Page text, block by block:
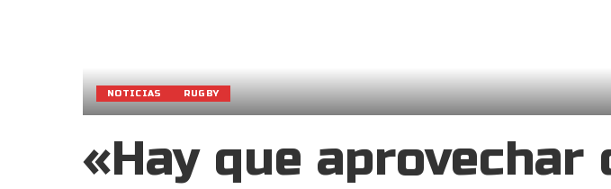
NOTICIAS RUGBY
«Hay que aprovechar